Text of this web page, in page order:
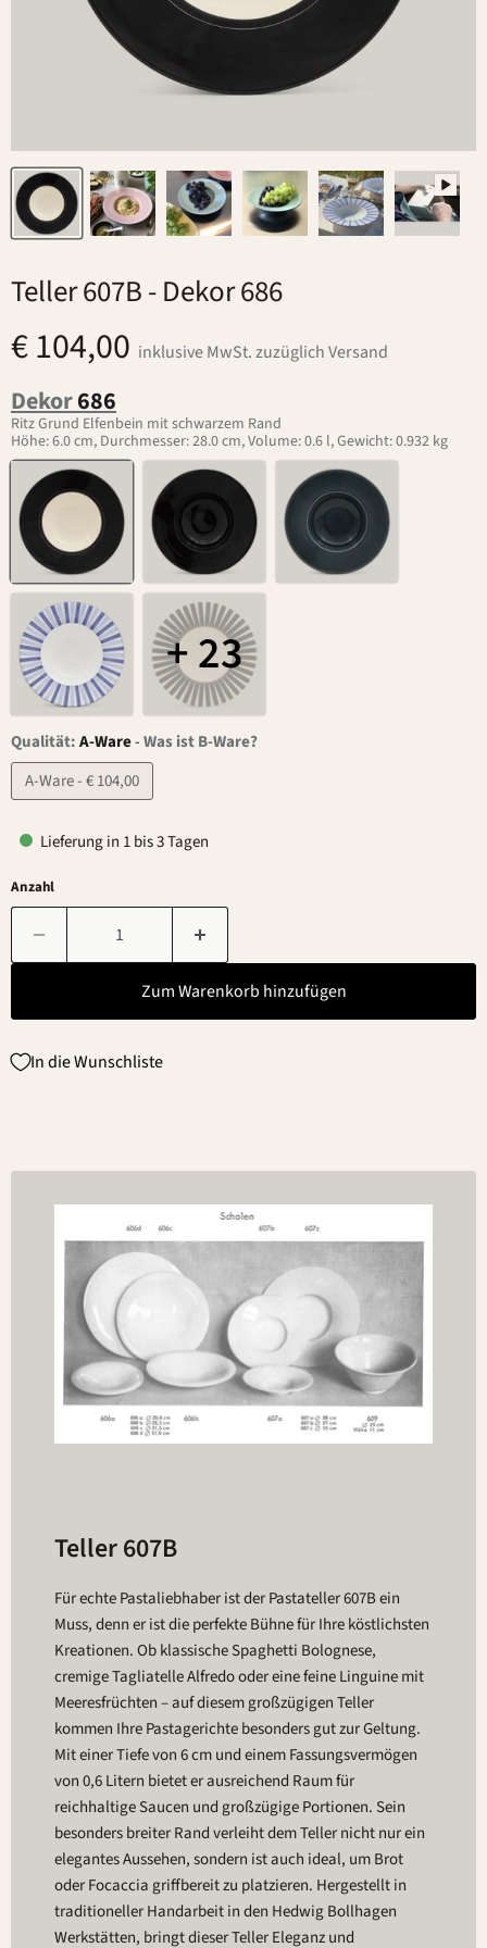
Teller 607B- Dekor 686
€ 104,00 inklusive MwSt. zuzüglich Versand
Dekor686
Ritz Grund Elfenbein mit schwarzem Rand
Höhe: 6.0 cm, Durchmesser: 28.0 cm, Volume: 0.6 l, Gewicht: 0.932 kg
+ 23
Qualität:A-Ware-Was ist B-Ware?
A-Ware - € 104,00
Lieferung in 1 bis 3 Tagen
Anzahl
Zum Warenkorb hinzufügen
In die Wunschliste
Teller 607B
Für echte Pastaliebhaber ist der Pastateller 607B ein
Muss, denn er ist die perfekte Bühne für Ihre köstlichsten
Kreationen. Ob klassische Spaghetti Bolognese,
cremige Tagliatelle Alfredo oder eine feine Linguine mit
Meeresfrüchten – auf diesem großzügigen Teller
kommen Ihre Pastagerichte besonders gut zur Geltung.
Mit einer Tiefe von 6 cm und einem Fassungsvermögen
von 0,6 Litern bietet er ausreichend Raum für
reichhaltige Saucen und großzügige Portionen. Sein
besonders breiter Rand verleiht dem Teller nicht nur ein
elegantes Aussehen, sondern ist auch ideal, um Brot
oder Focaccia griffbereit zu platzieren. Hergestellt in
traditioneller Handarbeit in den Hedwig Bollhagen
Werkstätten, bringt dieser Teller Eleganz und